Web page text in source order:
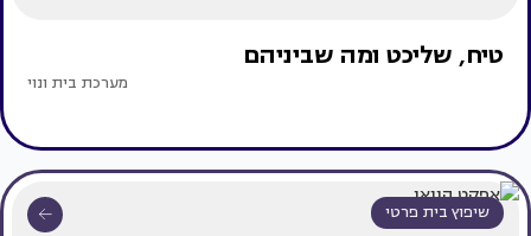
טיח, שליכט ומה שביניהם
מערכת בית ונוי
שיפוץ בית פרטי